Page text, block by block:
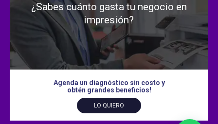
¿Sabes cuánto gasta tu negocio en
impresión?
Agenda un diagnóstico sin costo y
obtén grandes beneficios!
LO QUIERO